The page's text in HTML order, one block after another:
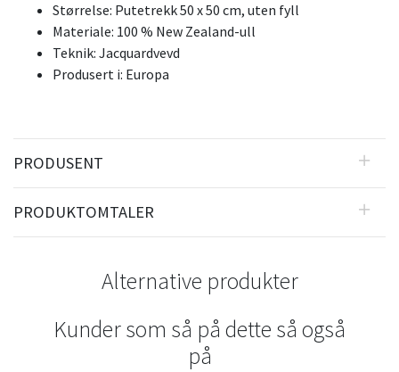
Størrelse: Putetrekk 50 x 50 cm, uten fyll
Materiale: 100 % New Zealand-ull
Teknik: Jacquardvevd
Produsert i: Europa
PRODUSENT
PRODUKTOMTALER
Alternative produkter
Kunder som så på dette så også
på